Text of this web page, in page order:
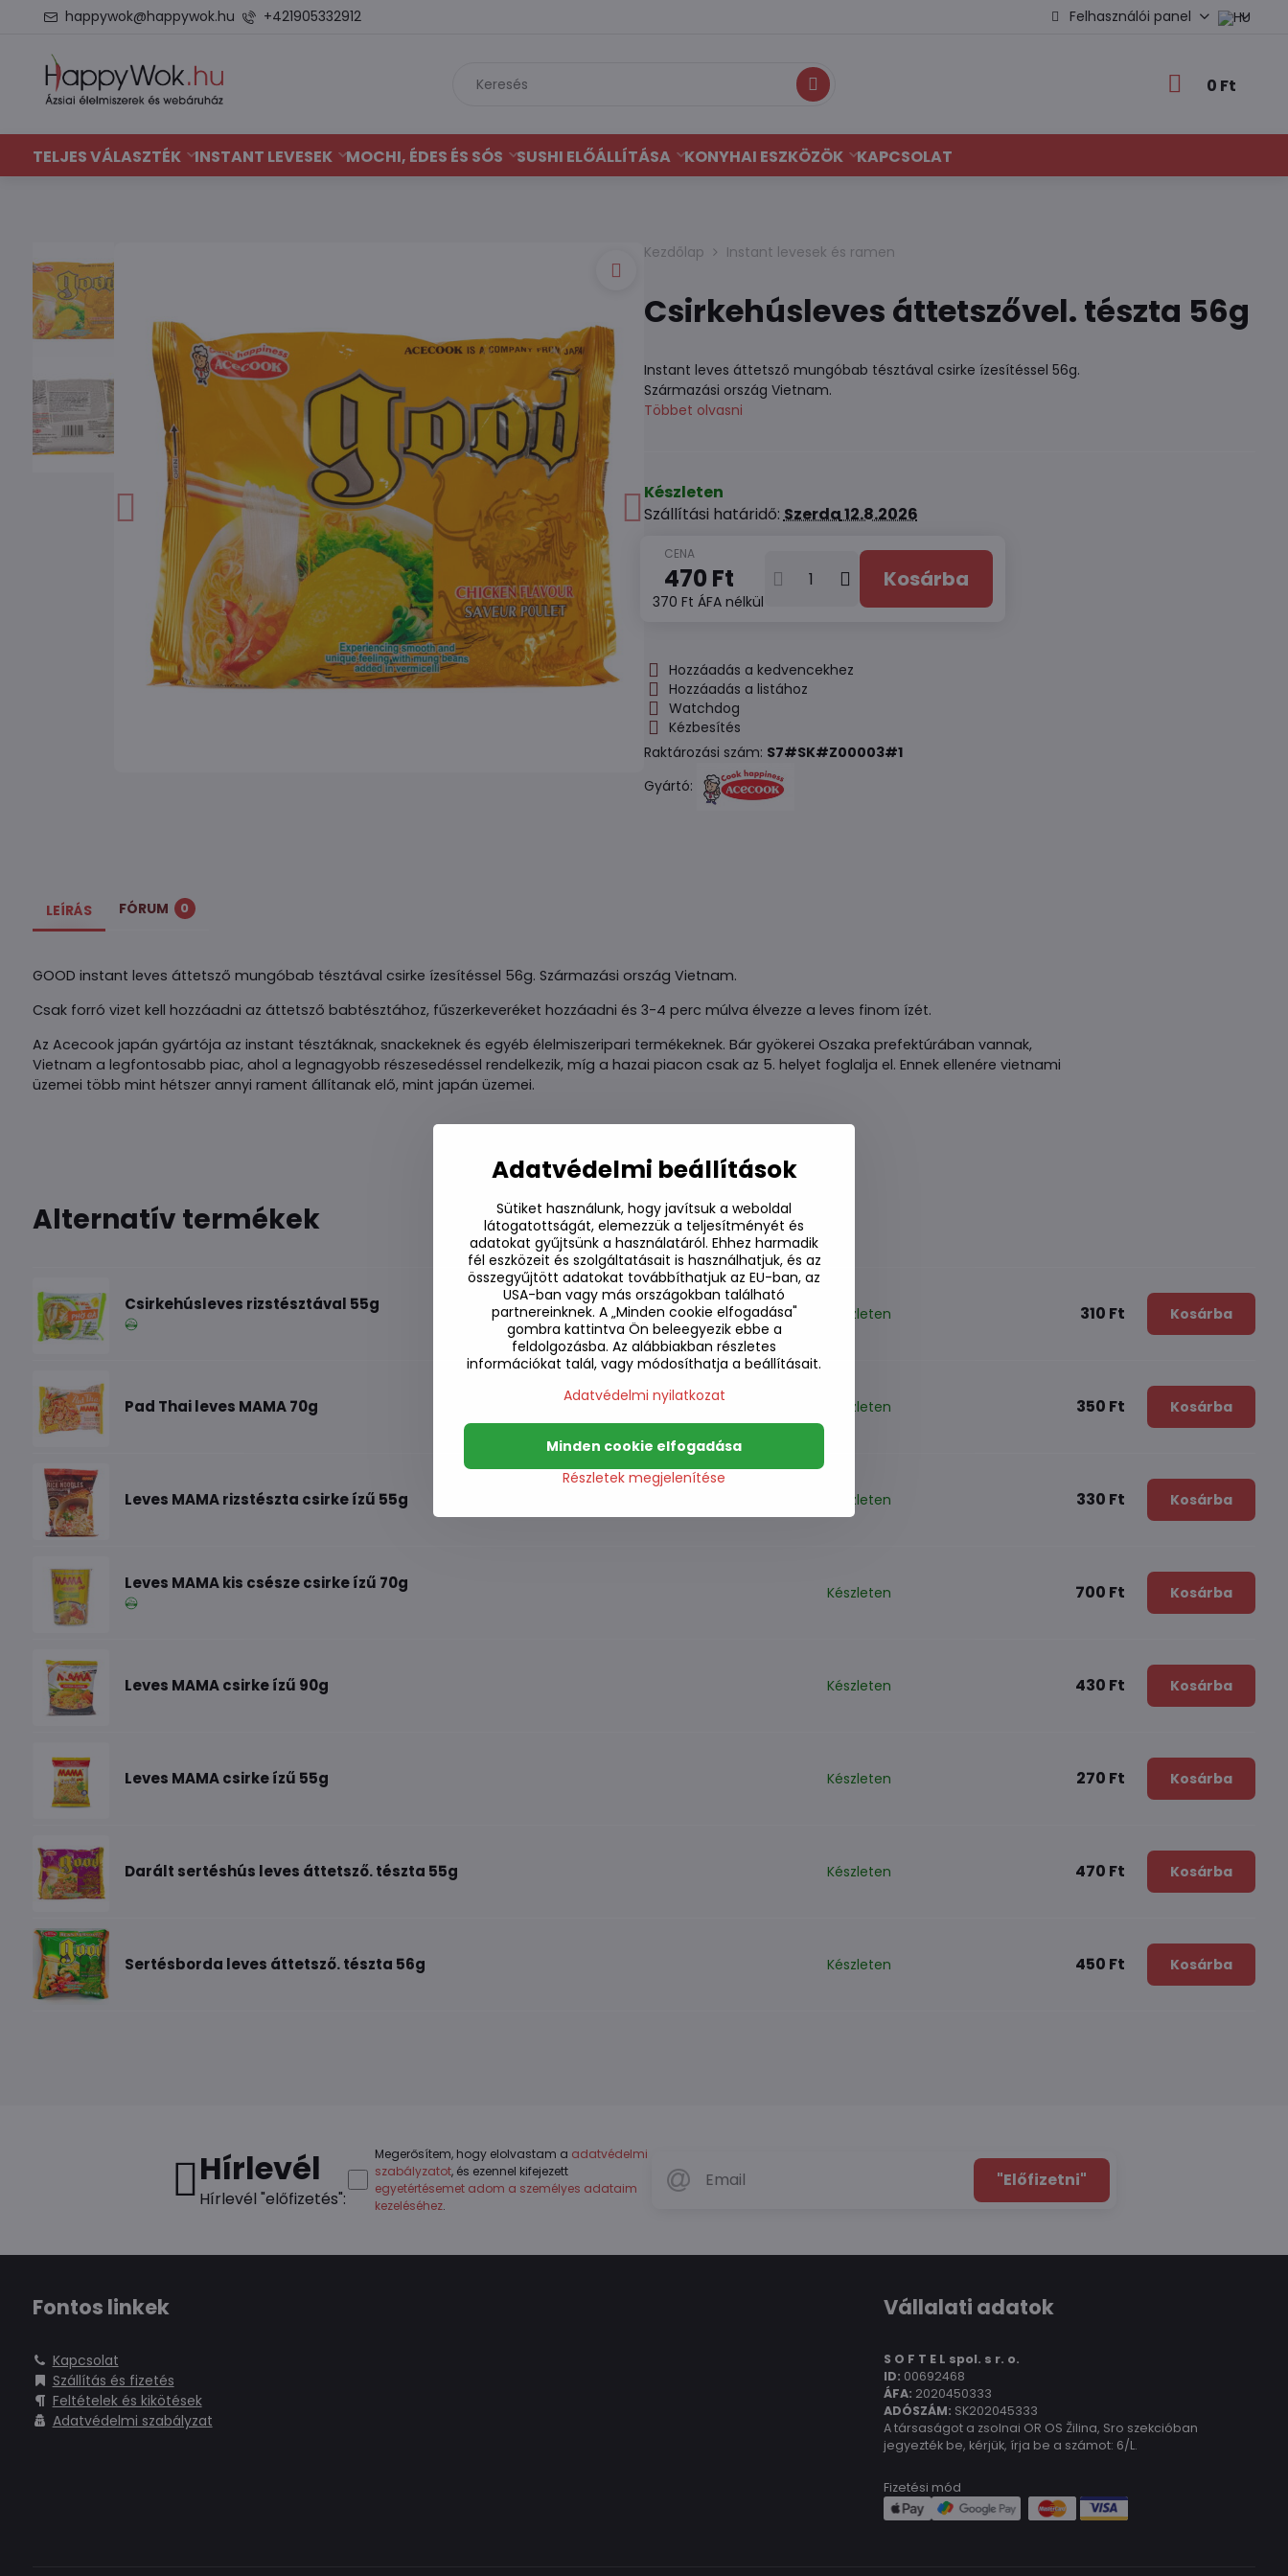
happywok@happywok.hu +421905332912 Felhasználói panel
Keresés 0 Ft
TELJES VÁLASZTÉK INSTANT LEVESEK MOCHI, ÉDES ÉS SÓS SUSHI ELŐÁLLÍTÁSA KONYHAI ESZKÖZÖK KAPCSOLAT
Kezdőlap Instant levesek és ramen
Csirkehúsleves áttetszővel. tészta 56g
Instant leves áttetsző mungóbab tésztával csirke ízesítéssel 56g.
Származási ország Vietnam.
Többet olvasni
Készleten
Szállítási határidő:Szerda12.8.2026
470 Ft
370 Ft ÁFA nélkül
Kosárba
Hozzáadás a kedvencekhez
Hozzáadás a listához
Watchdog
Kézbesítés
Raktározási szám: S7#SK#Z00003#1
Gyártó:
LEÍRÁS FÓRUM 0
GOOD instant leves áttetsző mungóbab tésztával csirke ízesítéssel 56g. Származási ország Vietnam.
Csak forró vizet kell hozzáadni az áttetsző babtésztához, fűszerkeveréket hozzáadni és 3-4 perc múlva élvezze a leves finom ízét.
Az Acecook japán gyártója az instant tésztáknak, snackeknek és egyéb élelmiszeripari termékeknek. Bár gyökerei Oszaka prefektúrában vannak,
Vietnam a legfontosabb piac, ahol a legnagyobb részesedéssel rendelkezik, míg a hazai piacon csak az 5. helyet foglalja el. Ennek ellenére vietnami
üzemei több mint hétszer annyi rament állítanak elő, mint japán üzemei.
Alternatív termékek
Csirkehúsleves rizstésztával 55g Készleten 310 Ft Kosárba
Pad Thai leves MAMA 70g Készleten 350 Ft Kosárba
Leves MAMA rizstészta csirke ízű 55g Készleten 330 Ft Kosárba
Leves MAMA kis csésze csirke ízű 70g Készleten 700 Ft Kosárba
Leves MAMA csirke ízű 90g Készleten 430 Ft Kosárba
Leves MAMA csirke ízű 55g Készleten 270 Ft Kosárba
Darált sertéshús leves áttetsző. tészta 55g Készleten 470 Ft Kosárba
Sertésborda leves áttetsző. tészta 56g Készleten 450 Ft Kosárba
Hírlevél
Hírlevél "előfizetés":
"Előfizetni"
Megerősítem, hogy elolvastam a adatvédelmi
szabályzatot, és ezennel kifejezett
egyetértésemet adom a személyes adataim
kezeléséhez.
Fontos linkek
Kapcsolat
Szállítás és fizetés
Feltételek és kikötések
Adatvédelmi szabályzat
Vállalati adatok
S O F T E L spol. s r. o.
ID: 00692468
ÁFA: 2020450333
ADÓSZÁM: SK202045333
A társaságot a zsolnai OR OS Žilina, Sro szekcióban
jegyezték be, kérjük, írja be a számot: 6/L.
Fizetési mód
Adatvédelmi beállítások
Sütiket használunk, hogy javítsuk a weboldal
látogatottságát, elemezzük a teljesítményét és
adatokat gyűjtsünk a használatáról. Ehhez harmadik
fél eszközeit és szolgáltatásait is használhatjuk, és az
összegyűjtött adatokat továbbíthatjuk az EU-ban, az
USA-ban vagy más országokban található
partnereinknek. A „Minden cookie elfogadása"
gombra kattintva Ön beleegyezik ebbe a
feldolgozásba. Az alábbiakban részletes
információkat talál, vagy módosíthatja a beállításait.
Adatvédelmi nyilatkozat
Részletek megjelenítése
Minden cookie elfogadása